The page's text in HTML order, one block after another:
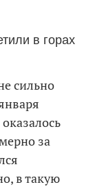
сильно
за
в такую